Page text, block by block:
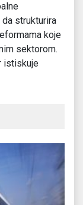
strukturira
koje
sektorom.
istiskuje